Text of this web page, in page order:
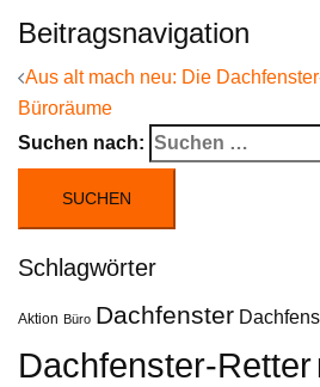
Beitragsnavigation
Aus alt mach neu: Die
Büroräume
Suchen nach:
Schlagwörter
Aktion Büro Dachfenster
Dachfenster-Retter